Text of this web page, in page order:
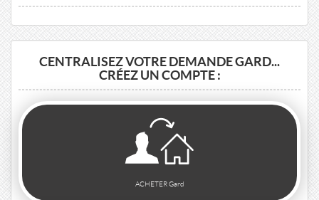
CENTRALISEZ VOTRE DEMANDE GARD...
CRÉEZ UN COMPTE :
ACHETER Gard